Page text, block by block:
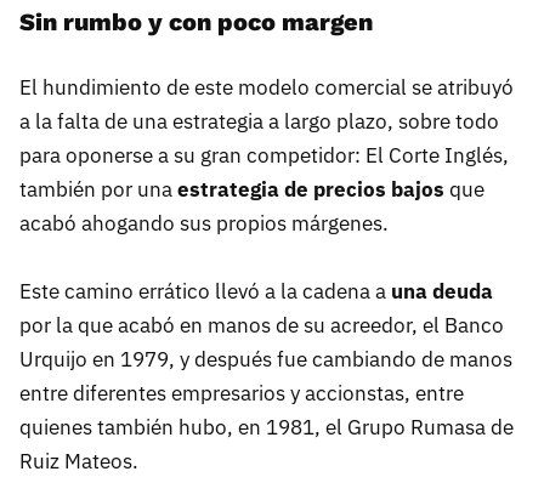
Sin rumbo y con poco margen
El hundimiento de este modelo comercial se atribuyó
a la falta de una estrategia a largo plazo, sobre todo
para oponerse a su gran competidor: El Corte Inglés,
también por unaestrategia de precios bajos que
acabó ahogando sus propios márgenes.
Este camino errático llevó a la cadena a una deuda
por la que acabó en manos de su acreedor, el Banco
Urquijo en 1979, y después fue cambiando de manos
entre diferentes empresarios y accionstas, entre
quienes también hubo, en 1981, el Grupo Rumasa de
Ruiz Mateos.